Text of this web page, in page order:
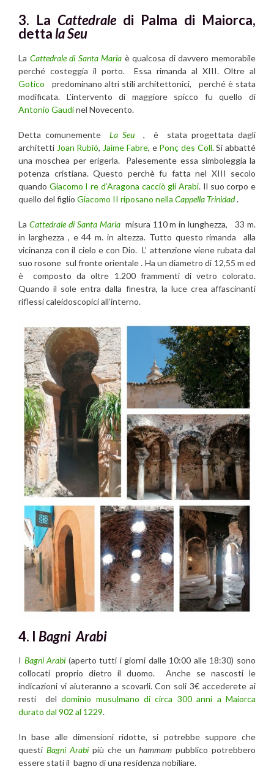
3. La Cattedrale di Palma di Maiorca,
dettala Seu
La Cattedrale di Santa Maria è qualcosa di davvero memorabile
perché costeggia il porto. Essa rimanda al XIII. Oltre al
Gotico
predominano altri stili architettonici, perché è stata
modificata. L’intervento di maggiore spicco fu quello di
Antonio Gaudinel Novecento.
Detta comunemente La Seu , è stata progettata dagli
architetti Joan Rubió, Jaime Fabre, e Ponç des Coll. Si abbatté
una moschea per erigerla. Palesemente essa simboleggia la
potenza cristiana. Questo perchè fu fatta nel XIII secolo
quando Giacomo I re d’Aragona cacciò gli Arabi. Il suo corpo e
quello del figlio Giacomo II riposano nella Cappella Trinidad.
La Cattedrale diSanta Mariamisura 110 m in lunghezza, 33 m.
in larghezza , e 44 m. in altezza. Tutto questo rimanda alla
vicinanza con il cielo e con Dio. L’ attenzione viene rubata dal
suo rosone sul fronte orientale . Ha un diametro di 12,55 m ed
è composto da oltre 1.200 frammenti di vetro colorato.
Quando il sole entra dalla finestra, la luce crea affascinanti
riflessi caleidoscopici all’interno.
4. I Bagni Arabi
I Bagni Arabi (aperto tutti i giorni dalle 10:00 alle 18:30) sono
collocati proprio dietro il duomo. Anche se nascosti le
indicazioni vi aiuteranno a scovarli. Con soli 3€ accederete ai
resti deldominio musulmano di circa 300 anni a Maiorca
durato dal 902 al 1229.
In base alle dimensioni ridotte, si potrebbe suppore che
questi Bagni Arabi più che un hammam pubblico potrebbero
essere stati il bagno di una residenza nobiliare.